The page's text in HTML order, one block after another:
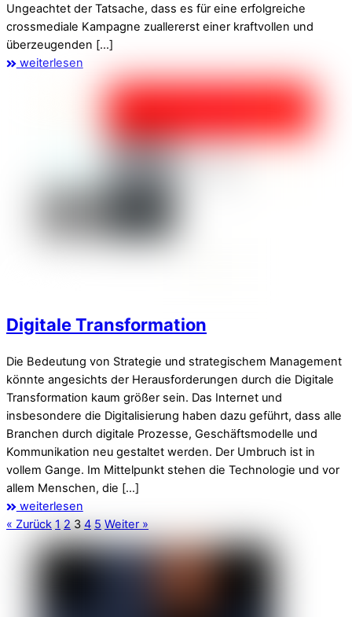
Ungeachtet der Tatsache, dass es für eine erfolgreiche
crossmediale Kampagne zuallererst einer kraftvollen und
überzeugenden […]
weiterlesen
Digitale Transformation
Die Bedeutung von Strategie und strategischem Management
könnte angesichts der Herausforderungen durch die Digitale
Transformation kaum größer sein. Das Internet und
insbesondere die Digitalisierung haben dazu geführt, dass alle
Branchen durch digitale Prozesse, Geschäftsmodelle und
Kommunikation neu gestaltet werden. Der Umbruch ist in
vollem Gange. Im Mittelpunkt stehen die Technologie und vor
allem Menschen, die […]
weiterlesen
« Zurück 1 2 3 4 5 Weiter »